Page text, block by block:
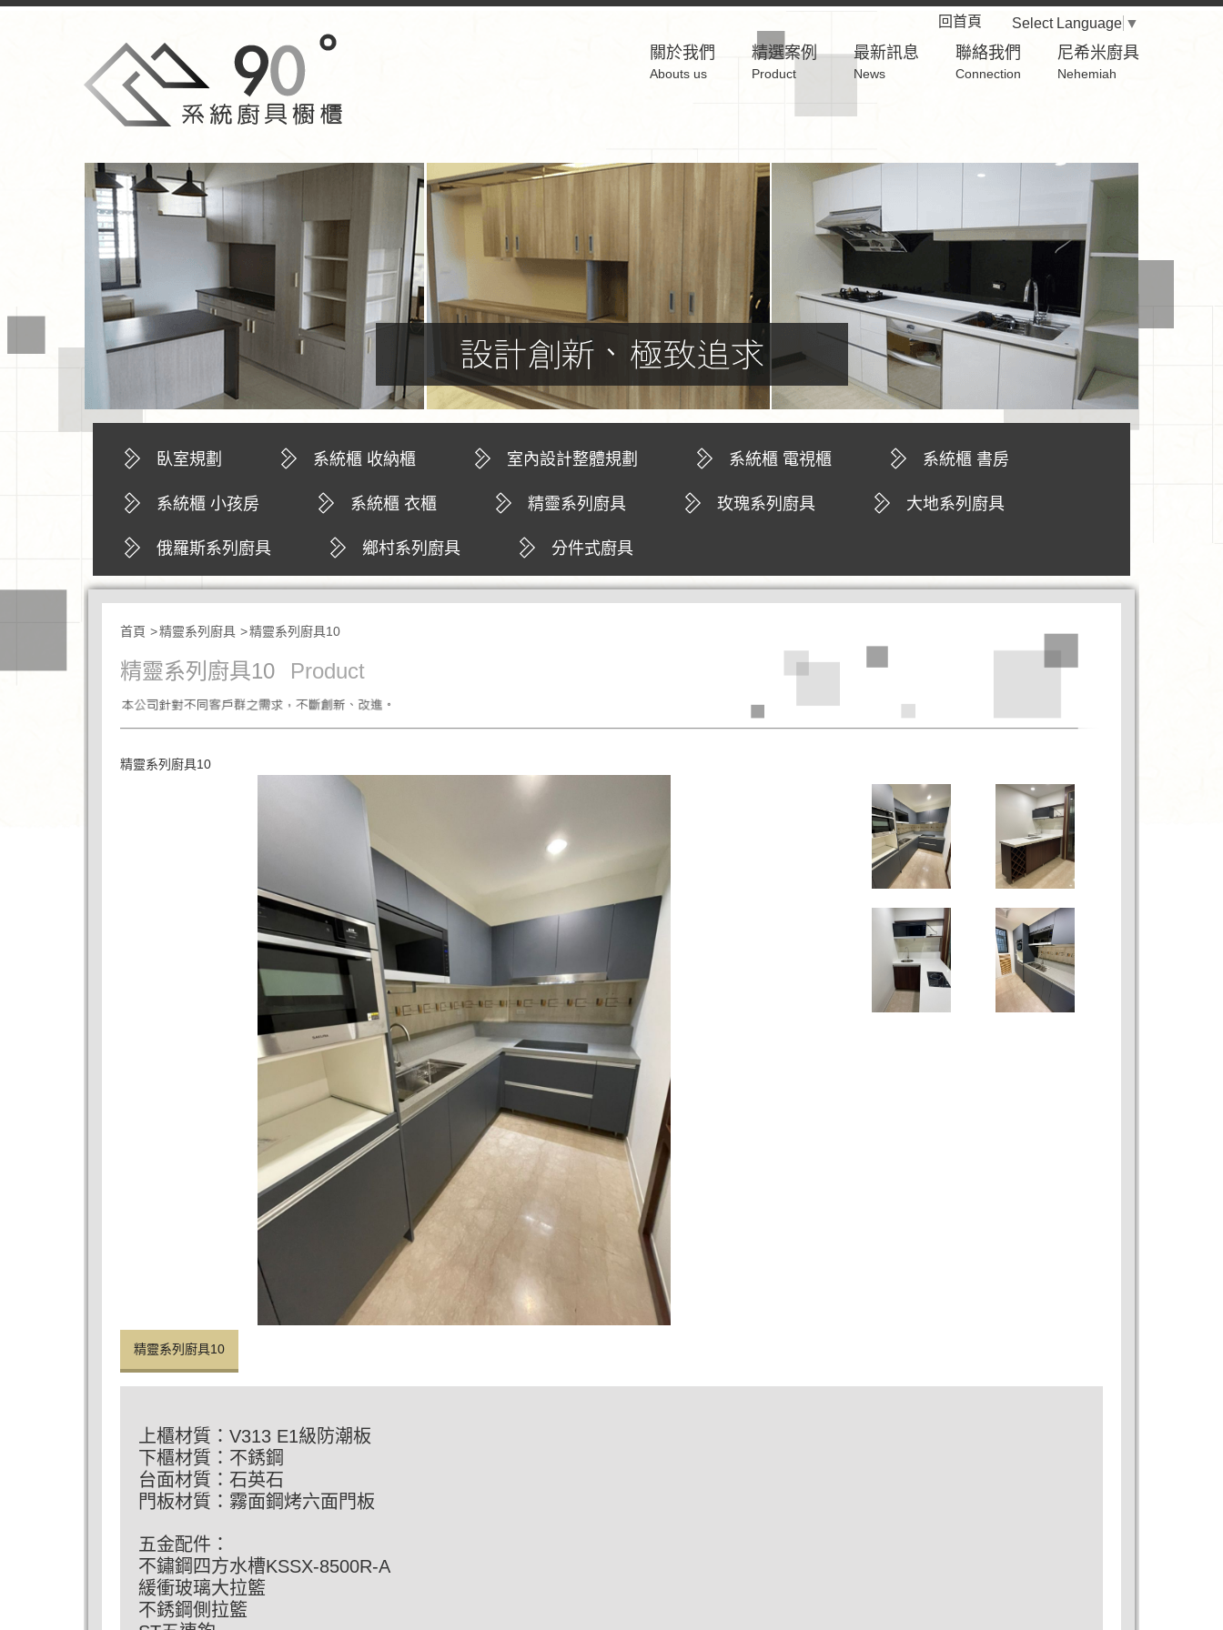
回首頁 Select Language ▼
關於我們
Abouts us
精選案例
Product
最新訊息
News
聯絡我們
Connection
尼希米廚具
Nehemiah
臥室規劃 系統櫃 收納櫃
鞋櫃 玄關櫃
廚房 置物櫃 電器櫃
系統櫃 置物櫃
室內設計整體規劃 系統櫃 電視櫃 系統櫃 書房
系統櫃 小孩房 系統櫃 衣櫃 精靈系列廚具 玫瑰系列廚具 大地系列廚具
俄羅斯系列廚具 鄉村系列廚具 分件式廚具
首頁 精靈系列廚具 精靈系列廚具10
精靈系列廚具10 Product
精靈系列廚具10
精靈系列廚具10
上櫃材質：V313 E1級防潮板
下櫃材質：不銹鋼
台面材質：石英石
門板材質：霧面鋼烤六面門板
五金配件：
不鏽鋼四方水槽KSSX-8500R-A
緩衝玻璃大拉籃
不銹鋼側拉籃